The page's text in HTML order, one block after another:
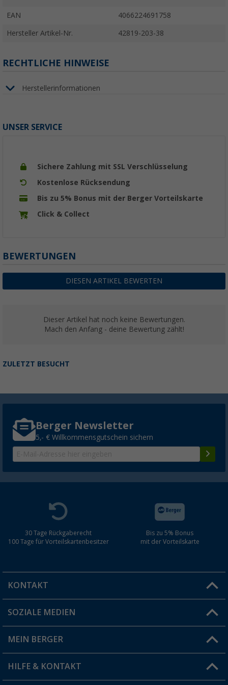
EAN 4066224691758
Hersteller Artikel-Nr. 42819-203-38
RECHTLICHE HINWEISE
Herstellerinformationen
UNSER SERVICE
Sichere Zahlung mit SSL Verschlüsselung
Kostenlose Rücksendung
Bis zu 5% Bonus mit der Berger Vorteilskarte
Click & Collect
BEWERTUNGEN
DIESEN ARTIKEL BEWERTEN
Dieser Artikel hat noch keine Bewertungen.
Mach den Anfang - deine Bewertung zählt!
ZULETZT BESUCHT
Berger Newsletter
5,- € Willkommensgutschein sichern
30 Tage Rückgaberecht
100 Tage für Vorteilskartenbesitzer
Bis zu 5% Bonus
mit der Vorteilskarte
KONTAKT
Du hast eine Frage?
Filiale finden
SOZIALE MEDIEN
MEIN BERGER
Vorteilskarte
HILFE & KONTAKT